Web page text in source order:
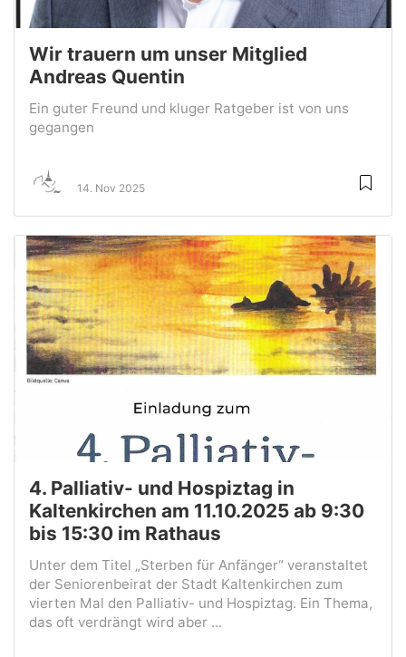
Wir trauern um unser Mitglied
Andreas Quentin
Ein guter Freund und kluger Ratgeber ist von uns
gegangen
14. Nov 2025
4. Palliativ- und Hospiztag in
Kaltenkirchen am 11.10.2025 ab 9:30
bis 15:30 im Rathaus
Unter dem Titel „Sterben für Anfänger“ veranstaltet
der Seniorenbeirat der Stadt Kaltenkirchen zum
vierten Mal den Palliativ- und Hospiztag. Ein Thema,
das oft verdrängt wird aber ...